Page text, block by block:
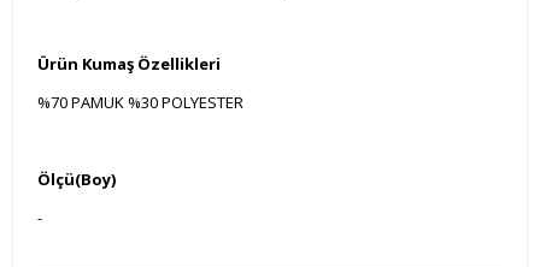
Ürün Kumaş Özellikleri
%70 PAMUK %30 POLYESTER
Ölçü(Boy)
-